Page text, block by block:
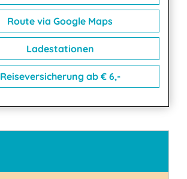
Route via Google Maps
Ladestationen
Reiseversicherung ab € 6,-